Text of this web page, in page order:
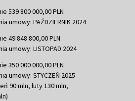
539 800 000,00 PLN
umowy: PAŹDZIERNIK 2024
49 848 800,00 PLN
umowy: LISTOPAD 2024
350 000 000,00 PLN
umowy: STYCZEŃ 2025
90 mln, luty 130 mln,